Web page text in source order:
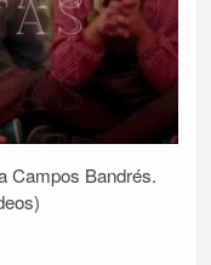
Campos Bandrés.